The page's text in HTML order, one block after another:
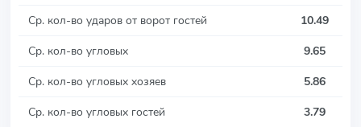
Ср. кол-во ударов от ворот гостей
10.49
Ср. кол-во угловых
9.65
Ср. кол-во угловых хозяев
5.86
Ср. кол-во угловых гостей
3.79